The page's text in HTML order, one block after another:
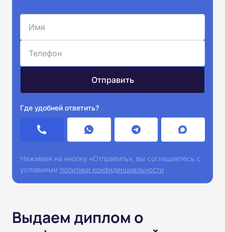
Где удобней ответить?
Нажимая на кнопку «Отправить», вы соглашаетесь с
условиями политики конфиденциальности
Выдаем диплом о